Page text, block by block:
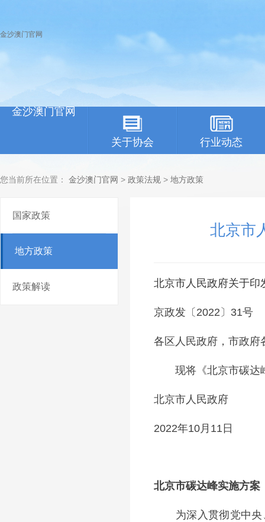
金沙澳门官网
金沙澳门官网
关于协会 行业动态
您当前所在位置： 金沙澳门官网 > 政策法规 > 地方政策
国家政策
地方政策
政策解读
北京市
北京市人民政府关于印
京政发〔2022〕31号
各区人民政府，市政府
现将《北京市碳达峰
北京市人民政
2022年10月11日
北京市碳达峰实施方案
为深入贯彻党中央、